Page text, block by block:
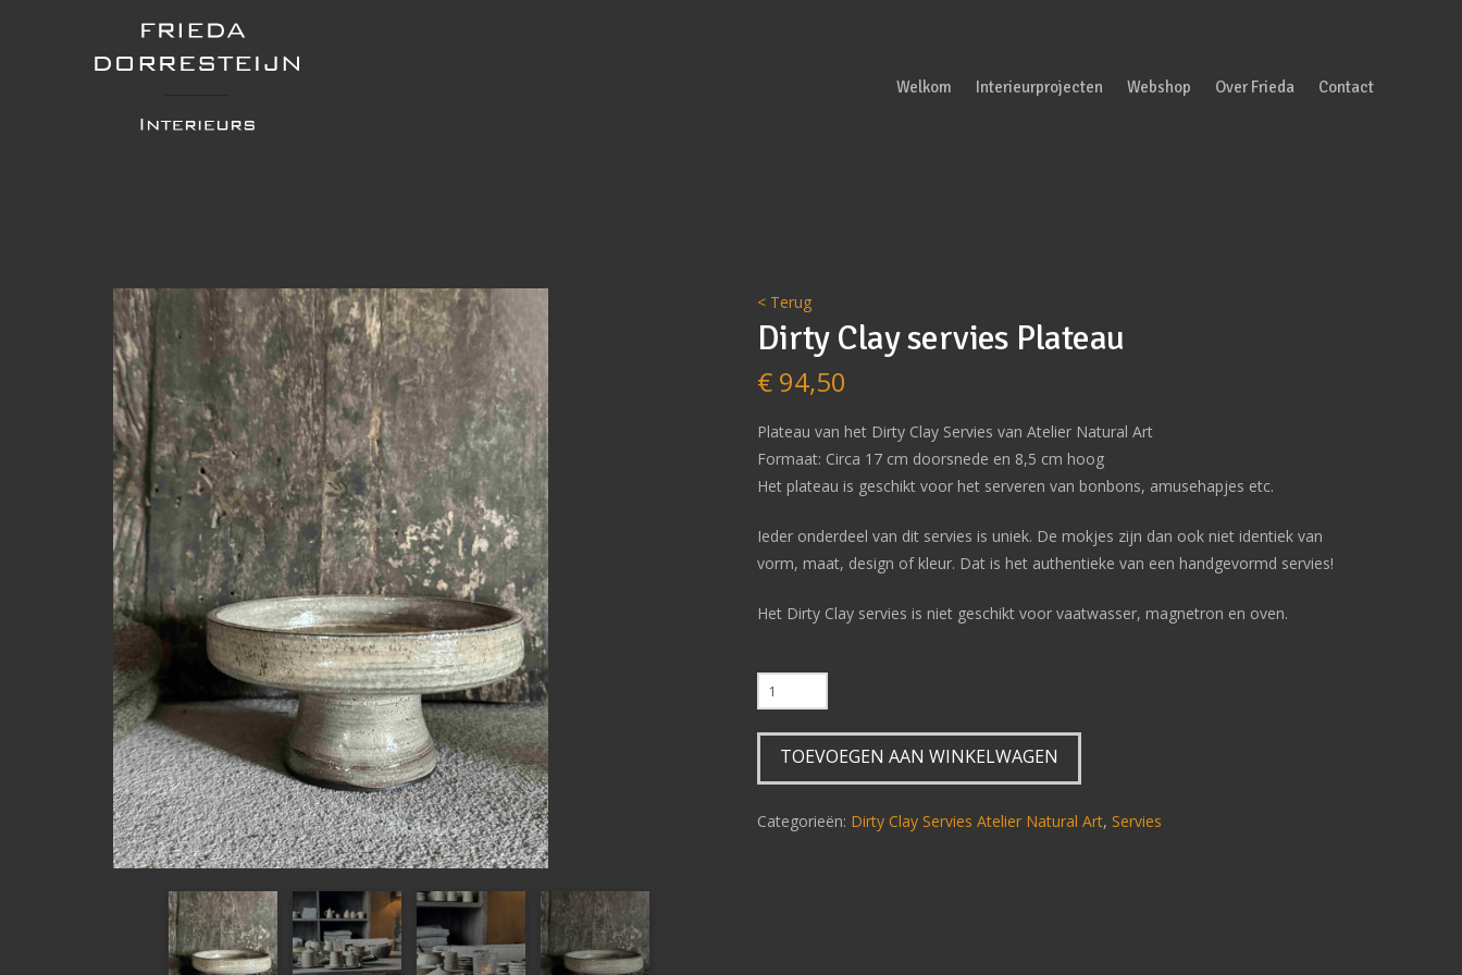
Welkom Interieurprojecten Webshop Over Frieda Contact
< Terug
Dirty Clay servies Plateau
€94,50
Plateau van het Dirty Clay Servies van Atelier Natural Art
Formaat: Circa 17 cm doorsnede en 8,5 cm hoog
Het plateau is geschikt voor het serveren van bonbons, amusehapjes etc.
Ieder onderdeel van dit servies is uniek. De mokjes zijn dan ook niet identiek van
vorm, maat, design of kleur. Dat is het authentieke van een handgevormd servies!
Het Dirty Clay servies is niet geschikt voor vaatwasser, magnetron en oven.
Dirty
Clay
servies
Plateau
TOEVOEGEN AAN WINKELWAGEN
Categorieën: Dirty Clay Servies Atelier Natural Art, Servies